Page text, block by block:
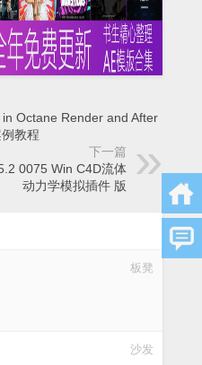
Octane Render and After
教程
下一篇
0075 Win C4D流体
动力学模拟插件 版
板凳
沙发